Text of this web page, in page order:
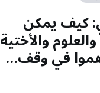
كيف يمكن
والأختية
في وقف…